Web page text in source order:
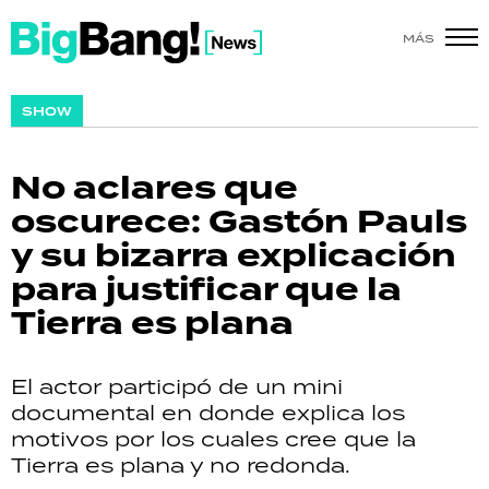
MÁS
SHOW
No aclares que
oscurece: Gastón Pauls
y su bizarra explicación
para justificar que la
Tierra es plana
El actor participó de un mini
documental en donde explica los
motivos por los cuales cree que la
Tierra es plana y no redonda.
SHOW
ACTUALIDAD
POLICIALES
ECONOMÍA
SALUD
DEPORTES